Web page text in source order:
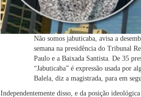
Não somos jabuticaba, avisa a
semana na presidência do Tribunal
Paulo e a Baixada Santista. De 35
“Jabuticaba” é expressão usada por
Balela, diz a magistrada, para em
Independentemente disso, e da posição